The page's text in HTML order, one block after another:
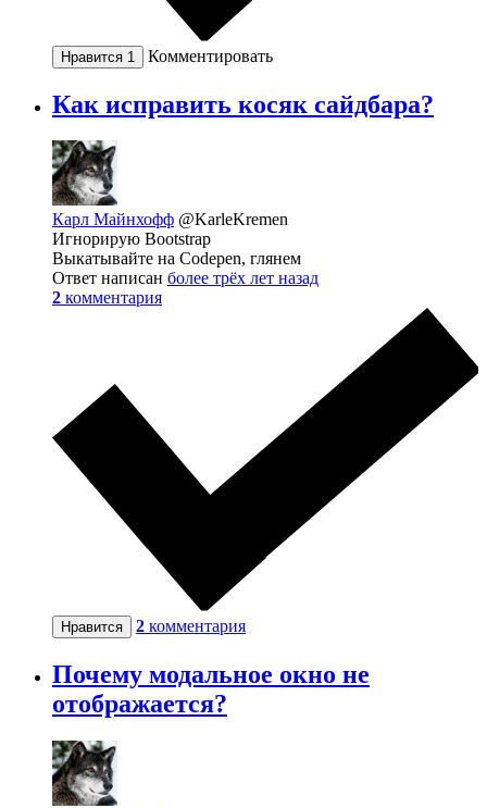
Нравится 1 Комментировать
Как исправить косяк сайдбара?
Карл Майнхофф @KarleKremen
Игнорирую Bootstrap
Выкатывайте на Codepen, глянем
Ответ написан более трёх лет назад
2 комментария
Нравится 2 комментария
Почему модальное окно не
отображается?